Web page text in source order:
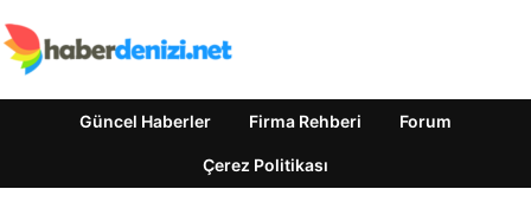
Güncel Haberler Firma Rehberi Forum
Çerez Politikası